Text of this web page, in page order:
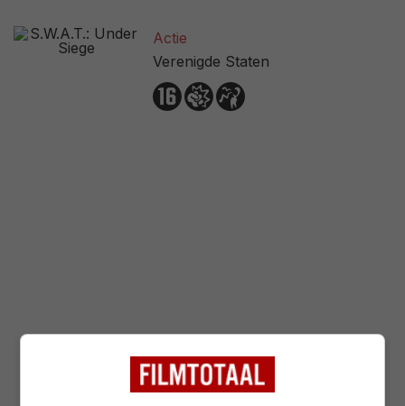
4,6/ 5177
2,4/ 66
Actie
Verenigde Staten